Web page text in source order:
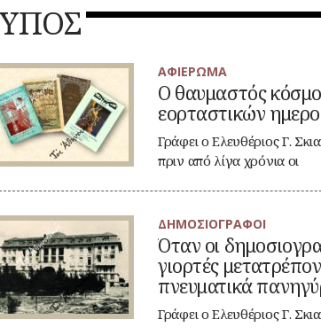
ΕΟΡΤΕΣ
ΞΩΚΚΛΗΣΙΑ
ΠΑΝΗΓΥΡΙΑ
ΚΑΘΗΜΕΡΙΝΗ
ΜΙΚΡΕΣ
ΙΣΤΟΡΙΕΣ
ΝΑΡΚΩΤΙΚΑ
ΤΥΠΟΙ
ΤΥΠΟΣ
Καλλωπισμός
ΠΝΕΥΜΑΤΙΚΟΣ
ΒΙΟΣ
Λατρεία
Θρησκευτική ζωή
Δημώδης
μετεωρολογία
Φυτά
Ζώα
Μύθοι
Παραδόσεις
Παροιμίες
Αινίγματα
ΚΟΙΝΩΝΙΚΟΣ
ΒΙΟΣ
Καθημερινά
Παιχνίδια
Σχολική ζωή
ΑΦΙΕΡΩΜΑ
Ο θαυμαστός
εορταστικών
Γράφει ο Ελευθέριος Γ.
πριν από λίγα χρόνια οι
ΔΗΜΟΣΙΟΓΡΑΦΟΙ
Όταν οι
γιορτές
πνευματικά
Γράφει ο Ελευθέριος Γ.